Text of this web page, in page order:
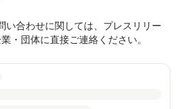
い合わせに関しては、プレスリリー
・団体に直接ご連絡ください。